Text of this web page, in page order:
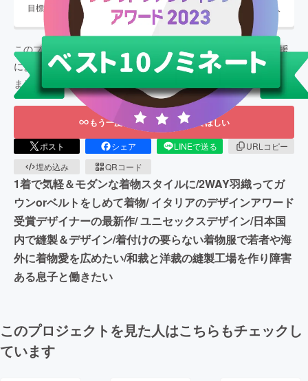
目標金額 100,000 支援者数 人
このプロジェクトは、 に募集を開始し、
人の支援
により
2,406,556円の資金を集め、2023/04/30に募集を終了し
ました
もう一度プロジェクトをやってほしい
ポスト シェア LINEで送る
URLコピー
埋め込み
QRコード
1着で気軽＆モダンな着物スタイルに/2WAY羽織ってガ
ウンorベルトをしめて着物/ イタリアのデザインアワード
受賞デザイナーの最新作/ ユニセックスデザイン/日本国
内で縫製＆デザイン/着付けの要らない着物服で若者や海
外に着物愛を広めたい/和裁と洋裁の縫製工場を作り障害
ある息子と働きたい
このプロジェクトを見た人はこちらもチェックし
ています